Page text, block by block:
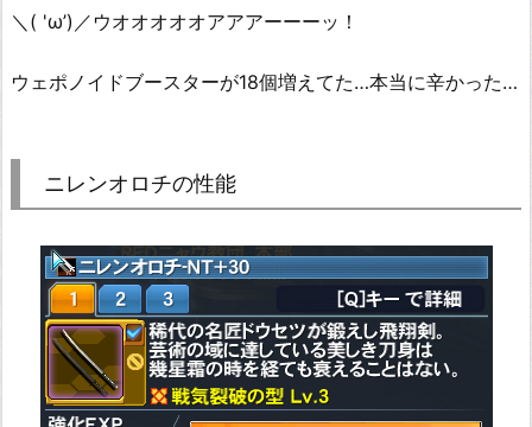
＼( 'ω’)／ウオオオオオアアアーーーッ！
ウェポノイドブースターが18個増えてた…本当に辛かった…
ニレンオロチの性能